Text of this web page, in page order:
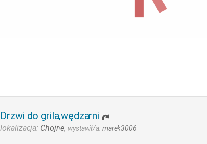
Drzwi do grila,wędzarni
lokalizacja: Chojne, wystawił/a:marek3006